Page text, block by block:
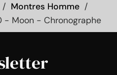
Montres Homme
- Moon - Chronographe